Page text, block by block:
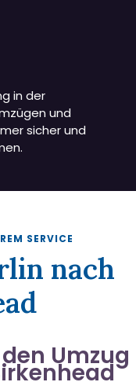
in der
und
sicher und
SERVICE
nach
Umzug